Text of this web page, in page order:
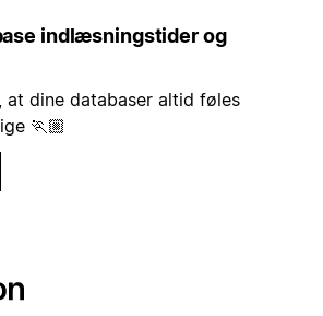
indlæsningstider og
at dine databaser altid føles
🏃🏼